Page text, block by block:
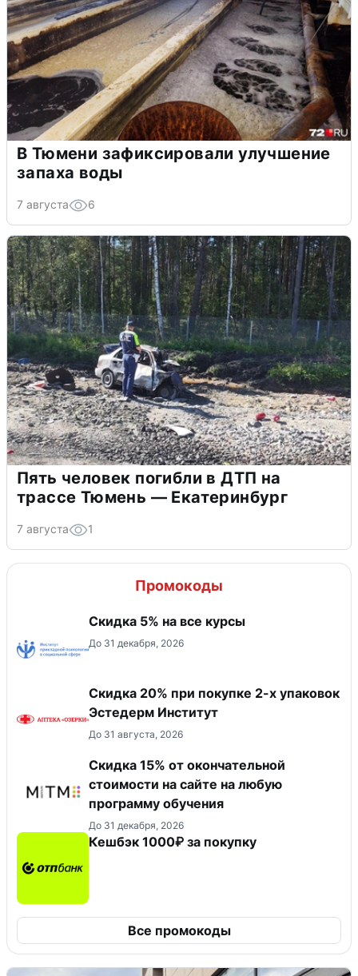
В Тюмени зафиксировали улучшение
запаха воды
7 августа 6
Пять человек погибли в ДТП на
трассе Тюмень — Екатеринбург
7 августа 1
Промокоды
Скидка 5% на все курсы
До 31 декабря, 2026
Скидка 20% при покупке 2-х упаковок
Эстедерм Институт
До 31 августа, 2026
Скидка 15% от окончательной
стоимости на сайте на любую
программу обучения
До 31 декабря, 2026
Кешбэк 1000₽ за покупку
Все промокоды